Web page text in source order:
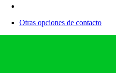
Otras opciones de contacto